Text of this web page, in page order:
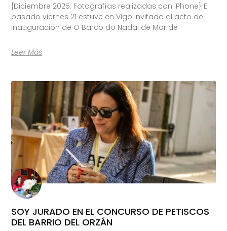
{Diciembre 2025. Fotografías realizadas con iPhone} El
pasado viernes 21 estuve en Vigo invitada al acto de
inauguración de O Barco do Nadal de Mar de
Leer Más
SOY JURADO EN EL CONCURSO DE PETISCOS
DEL BARRIO DEL ORZÁN